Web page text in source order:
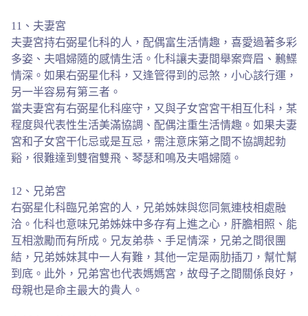
11、夫妻宮
夫妻宮持右弼星化科的人，配偶富生活情趣，喜愛過著多彩
多姿、夫唱婦隨的感情生活。化科讓夫妻間舉案齊眉、鶼鰈
情深。如果右弼星化科，又逢管得到的忌煞，小心該行運，
另一半容易有第三者。
當夫妻宮有右弼星化科座守，又與子女宮宮干相互化科，某
程度與代表性生活美滿協調、配偶注重生活情趣。如果夫妻
宮和子女宮干化忌或是互忌，需注意床第之間不協調起勃
谿，很難達到雙宿雙飛、琴瑟和鳴及夫唱婦隨。
12、兄弟宮
右弼星化科臨兄弟宮的人，兄弟姊妹與您同氣連枝相處融
洽。化科也意味兄弟姊妹中多存有上進之心，肝膽相照、能
互相激勵而有所成。兄友弟恭、手足情深，兄弟之間很團
結，兄弟姊妹其中一人有難，其他一定是兩肋插刀，幫忙幫
到底。此外，兄弟宮也代表媽媽宮，故母子之間關係良好，
母親也是命主最大的貴人。